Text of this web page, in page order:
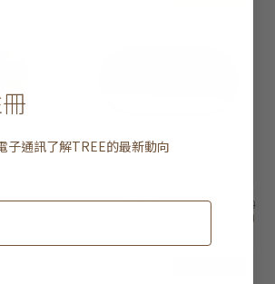
HK$1,950
voyage 玻璃托盤 -
HK$1,250
HK$1,000
子通訊了解TREE的最新動向